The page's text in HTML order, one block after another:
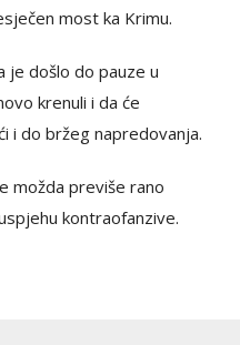
most ka Krimu.
je došlo do pauze u
krenuli i da će
i do bržeg napredovanja.
možda previše rano
kontraofanzive.